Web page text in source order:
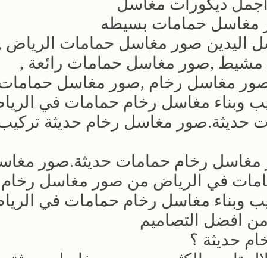
ديكورات مغاسل
مغاسل حمامات بسيطه
اليدين صور مغاسل حمامات الرياض
,صور مغاسل حمامات رائعة ,
مغاسل رخام ,صور مغاسل حمامات
وبناء مغاسل رخام حمامات في
مغاسل رخام حديثة تركيب
رخام حمامات حديثة.صور
في الرياض من صور مغاسل رخام
وبناء مغاسل رخام حمامات في
افضل التصاميم
حديثة ؟